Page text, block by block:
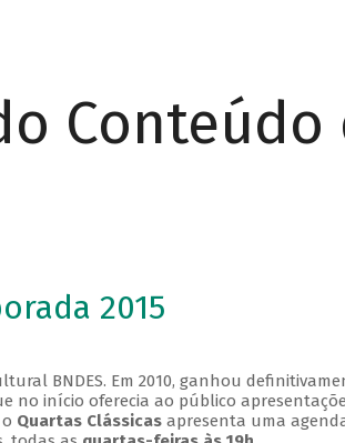
Conteúdo
2015
BNDES. Em 2010, ganhou
no início oferecia ao público
Quartas Clássicasapresenta uma